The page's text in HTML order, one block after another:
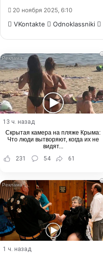
20 ноября 2025, 6:10
VKontakte Odnoklassniki
i
13 ч. назад
Скрытая камера на пляже Крыма:
Что люди вытворяют, когда их не
видят...
231
54 61
i
1 ч. назад